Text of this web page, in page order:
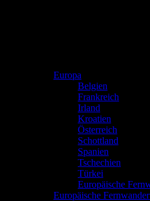
Europa
Belgien
Frankreich
Irland
Kroatien
Österreich
Schottland
Spanien
Tschechien
Türkei
Europäische
Europäische